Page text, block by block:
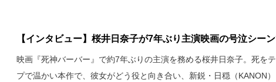
【インタビュー】桜井日奈子が7年ぶり主演映画の号泣シー
映画『死神バーバー』で約7年ぶりの主演を務める桜井日奈子。死を
プで温かい本作で、彼女がどう役と向き合い、新鋭・日穏（KANON